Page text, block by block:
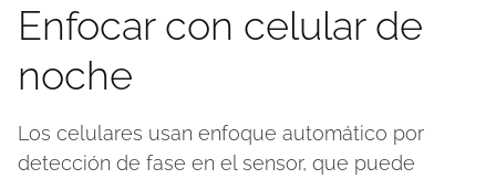
Enfocar con celular de
noche
Los celulares usan enfoque automático por
detección de fase en el sensor, que puede